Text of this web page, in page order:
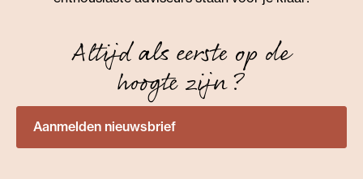
Altijd als eerste op de
hoogte zijn?
Aanmelden nieuwsbrief